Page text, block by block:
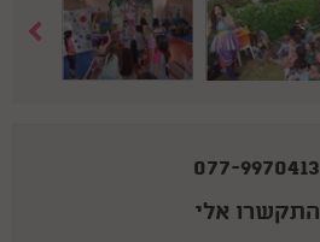
077-9970413
התקשרו אלי